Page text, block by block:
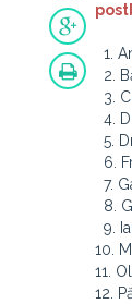
1.
2.
3.
4.
5.
6.
7.
8.
9.
10.
12.